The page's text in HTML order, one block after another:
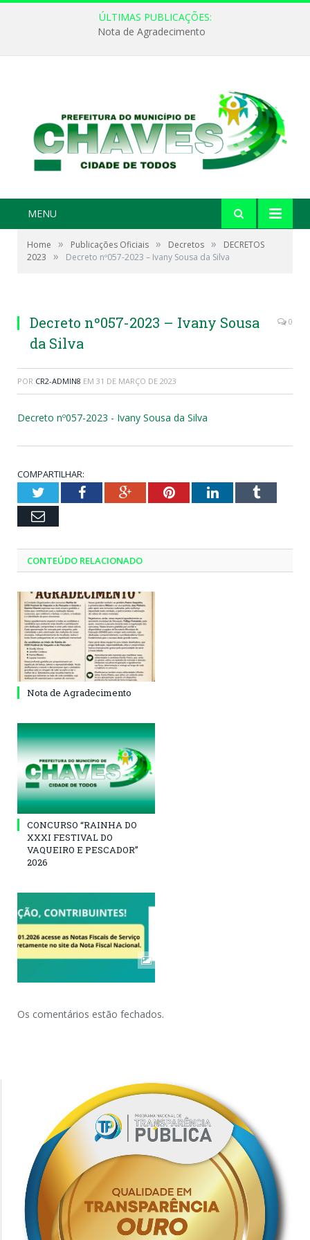
ÚLTIMAS PUBLICAÇÕES:
Nota de Agradecimento
MENU
Home » Publicações Oficiais » Decretos »
DECRETOS
2023
» Decreto nº057-2023 – Ivany Sousa da Silva
Decreto nº057-2023 – Ivany Sousa
da Silva
0
POR CR2-ADMIN8 EM 31 DE MARÇO DE 2023
Decreto nº057-2023 - Ivany Sousa da Silva
COMPARTILHAR:
TwitterFacebookGoogle+PinterestLinkedInTumblr
Email
CONTEÚDO RELACIONADO
Nota de Agradecimento
CONCURSO “RAINHA DO
XXXI FESTIVAL DO
VAQUEIRO E PESCADOR”
2026
Os comentários estão fechados.